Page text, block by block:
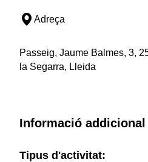
Adreça
Passeig, Jaume Balmes, 3,
la Segarra, Lleida
Informació addicional
Tipus d'activitat: